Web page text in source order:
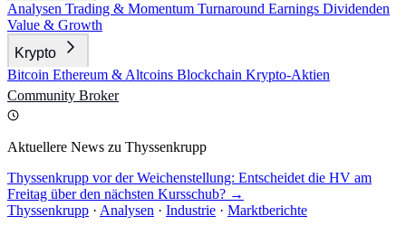
Analysen Trading & Momentum Turnaround Earnings Dividenden
Value & Growth
Krypto
Bitcoin Ethereum & Altcoins Blockchain Krypto-Aktien
Community Broker
Aktuellere News zu Thyssenkrupp
Thyssenkrupp vor der Weichenstellung: Entscheidet die HV am
Freitag über den nächsten Kursschub? →
Thyssenkrupp · Analysen · Industrie · Marktberichte